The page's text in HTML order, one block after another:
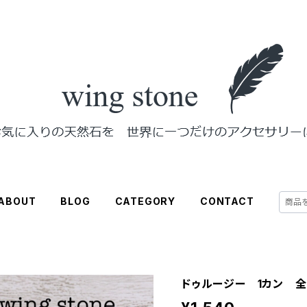
BLOG CATEGORY CONTACT
ドゥルージー 1カン